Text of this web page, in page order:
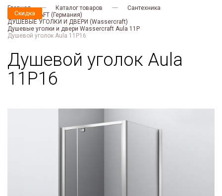
Главная Каталог товаров
Сантехника
WASSERCRAFT (Германия)
ДУШЕВЫЕ УГОЛКИ И ДВЕРИ (Wassercraft)
Душевые уголки и двери Wassercraft Aula 11P
Душевой уголок Aula 11P16
Душевой уголок Aula
11P16
Скидка
Скидка